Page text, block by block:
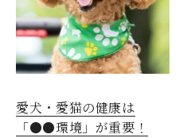
愛犬・愛猫の健康は
「●●環境」が重要！